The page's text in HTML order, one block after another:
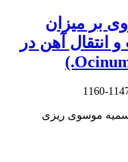
بر میزان
انتقال آهن در
1147-
سمیه موسوی ریزی